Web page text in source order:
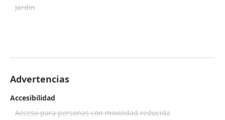
Jardín
Advertencias
Accesibilidad
Acceso para personas con movilidad reducida